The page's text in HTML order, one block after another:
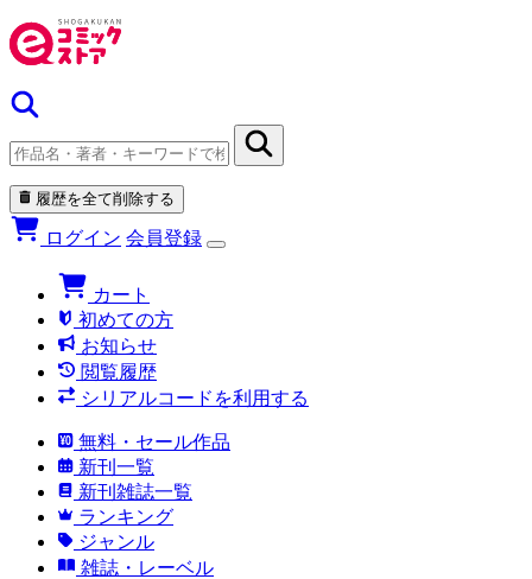
履歴を全て削除する
ログイン 会員登録
カート
初めての方
お知らせ
閲覧履歴
シリアルコードを利用する
無料・セール作品
新刊一覧
新刊雑誌一覧
ランキング
ジャンル
雑誌・レーベル